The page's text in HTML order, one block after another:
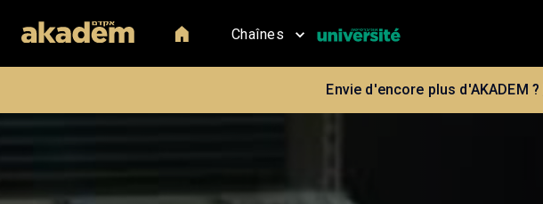
Chaînes
Envie d'encore plus d'AKADEM ?